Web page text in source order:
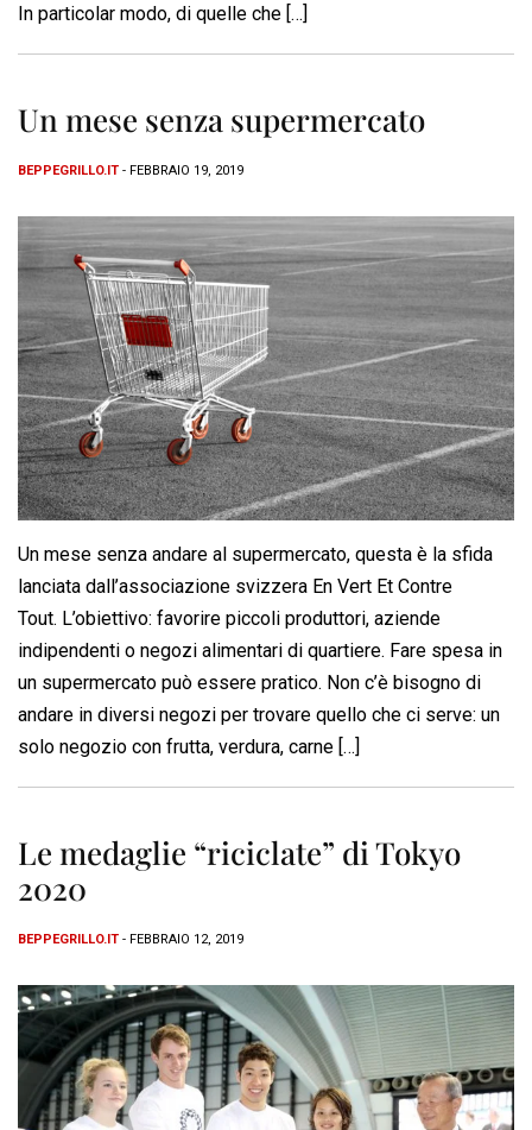
In particolar modo, di quelle che […]
Un mese senza supermercato
BEPPEGRILLO.IT - FEBBRAIO 19, 2019
Un mese senza andare al supermercato, questa è la sfida
lanciata dall’associazione svizzera En Vert Et Contre
Tout. L’obiettivo: favorire piccoli produttori, aziende
indipendenti o negozi alimentari di quartiere. Fare spesa in
un supermercato può essere pratico. Non c’è bisogno di
andare in diversi negozi per trovare quello che ci serve: un
solo negozio con frutta, verdura, carne […]
Le medaglie “riciclate” di Tokyo
2020
BEPPEGRILLO.IT - FEBBRAIO 12, 2019